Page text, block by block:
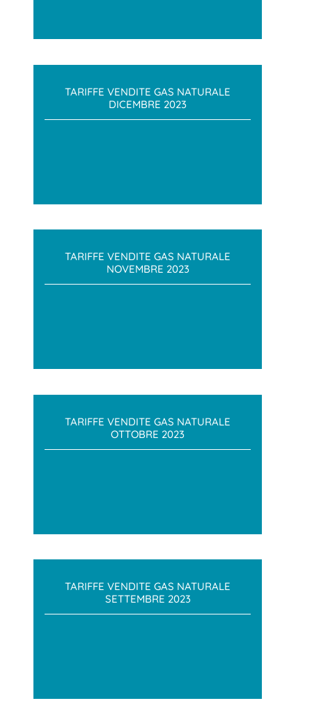
TARIFFE VENDITE GAS NATURALE
DICEMBRE 2023
TARIFFE VENDITE GAS NATURALE
NOVEMBRE 2023
TARIFFE VENDITE GAS NATURALE
OTTOBRE 2023
TARIFFE VENDITE GAS NATURALE
SETTEMBRE 2023